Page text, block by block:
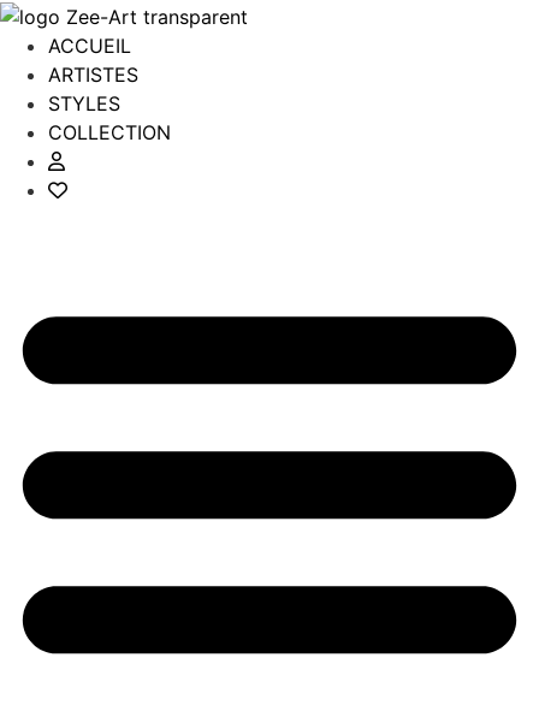
Aller
contenu
ACCUEIL
ARTISTES
STYLES
COLLECTION